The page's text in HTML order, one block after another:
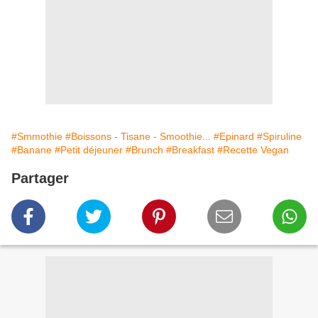
#Smmothie #Boissons - Tisane - Smoothie... #Epinard #Spiruline
#Banane #Petit déjeuner #Brunch #Breakfast #Recette Vegan
Partager